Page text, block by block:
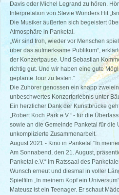
Davis oder Michel Legrand zu hören.
Interpretation von Stevie Wonders Hit
Die Musiker äußerten sich begeistert
Atmosphäre in Panketal.
„Wir sind froh, wieder vor Menschen
über das aufmerksame Publikum“,
der Konzertpause. Und Sebastian
richtig gut. Und wir haben eine gute
geplante Tour zu testen.“
Die Zuhörer genossen ein knapp
unbeschwertes Konzerterlebnis unter
Ein herzlicher Dank der Kunstbrücke
„Robert Koch Park e.V.“ - für die
sowie an die Gemeinde Panketal für die
unkomplizierte Zusammenarbeit.
August 2021 - Kino in Panketal "In
Am Sonnabend, den 21. August,
Panketal e.V.“ im Ratssaal des
Wunsch erneut und diesmal in voller
Spielfilm „In meinem Kopf ein
Mateusz ist ein Teenager. Er schaut